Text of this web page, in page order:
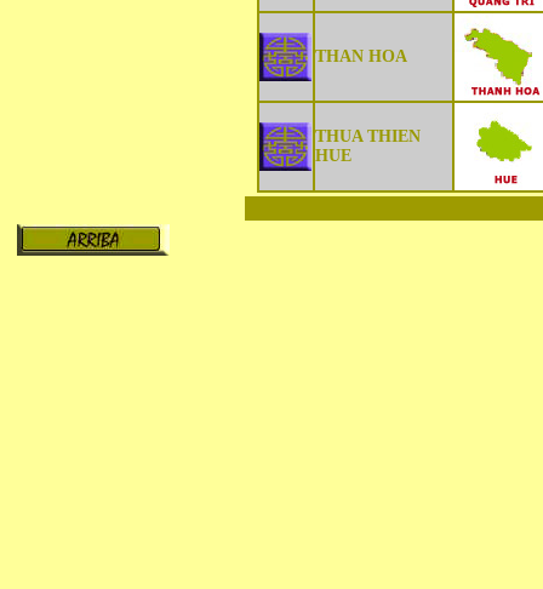
THAN HOA
THUA THIEN
HUE